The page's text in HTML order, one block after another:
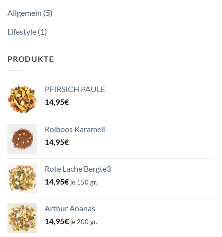
Weihnachtsmarkt!
Allgemein (5)
Lifestyle (1)
PRODUKTE
PFIRSICH PAULE
14,95€
Roiboos Karamell
14,95€
Rote Lache Bergte3
14,95€ je 150 gr.
Arthur Ananas
14,95€ je 200 gr.